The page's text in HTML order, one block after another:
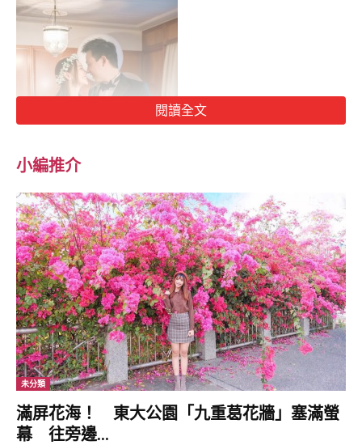
圈中女神倪晨曦（Elva）的結婚事宜一直被疫情打亂陣腳，挺著孕
肚的她唯有見步行步。最近終於簽字圓婚，恭喜恭喜！
閱讀全文
小編推介
未分類
滿屏花海！ 東大公園「九重葛花牆」塞滿螢
幕 往旁邊...